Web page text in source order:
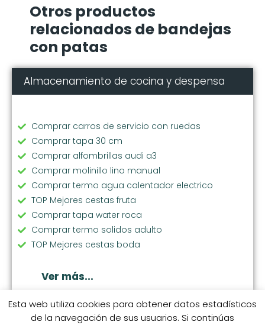
Otros productos
relacionados de bandejas
con patas
Almacenamiento de cocina y despensa
Comprar carros de servicio con ruedas
Comprar tapa 30 cm
Comprar alfombrillas audi a3
Comprar molinillo lino manual
Comprar termo agua calentador electrico
TOP Mejores cestas fruta
Comprar tapa water roca
Comprar termo solidos adulto
TOP Mejores cestas boda
Comprar papelera 12l
TOP Mejores cestas juguetes infantil
Comprar cestas de la compra de plastico de
Ver más...
Esta web utiliza cookies para obtener datos estadísticos
de la navegación de sus usuarios. Si continúas